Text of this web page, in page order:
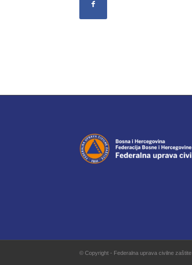
© Copyright - Federalna uprava civilne zaštite